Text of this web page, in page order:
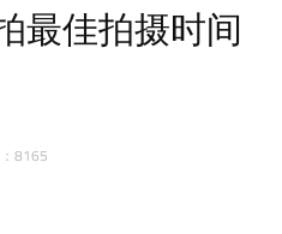
最佳拍摄时间
8165